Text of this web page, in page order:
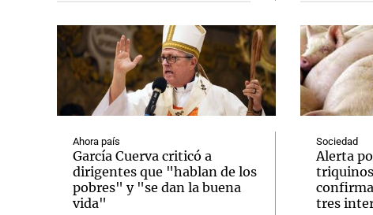
Ahora país
García Cuerva criticó a
dirigentes que "hablan de los
pobres" y "se dan la buena
vida"
Sociedad
Alerta
tres